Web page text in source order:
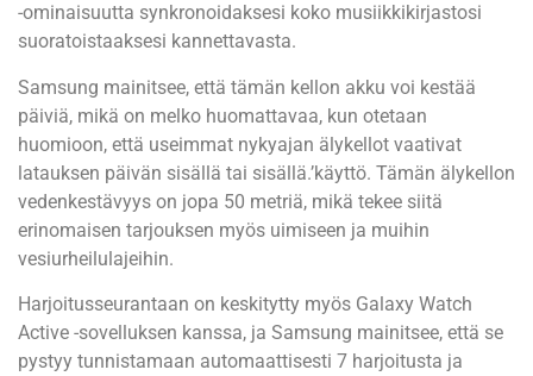
-ominaisuutta synkronoidaksesi koko musiikkikirjastosi
suoratoistaaksesi kannettavasta.
Samsung mainitsee, että tämän kellon akku voi kestää
päiviä, mikä on melko huomattavaa, kun otetaan
huomioon, että useimmat nykyajan älykellot vaativat
latauksen päivän sisällä tai sisällä.’käyttö. Tämän älykellon
vedenkestävyys on jopa 50 metriä, mikä tekee siitä
erinomaisen tarjouksen myös uimiseen ja muihin
vesiurheilulajeihin.
Harjoitusseurantaan on keskitytty myös Galaxy Watch
Active -sovelluksen kanssa, ja Samsung mainitsee, että se
pystyy tunnistamaan automaattisesti 7 harjoitusta ja